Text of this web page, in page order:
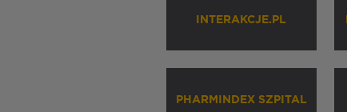
INTERAKCJE.PL
PHARMINDEX SZPITAL